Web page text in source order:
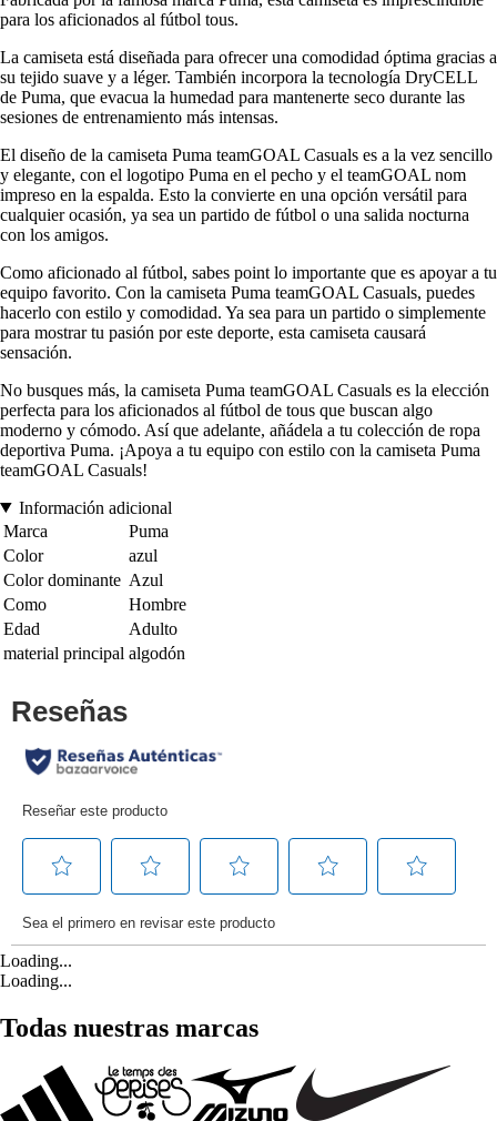
para los aficionados al fútbol tous.
La camiseta está diseñada para ofrecer una comodidad óptima gracias a
su tejido suave y a léger. También incorpora la tecnología DryCELL
de Puma, que evacua la humedad para mantenerte seco durante las
sesiones de entrenamiento más intensas.
El diseño de la camiseta Puma teamGOAL Casuals es a la vez sencillo
y elegante, con el logotipo Puma en el pecho y el teamGOAL nom
impreso en la espalda. Esto la convierte en una opción versátil para
cualquier ocasión, ya sea un partido de fútbol o una salida nocturna
con los amigos.
Como aficionado al fútbol, sabes point lo importante que es apoyar a tu
equipo favorito. Con la camiseta Puma teamGOAL Casuals, puedes
hacerlo con estilo y comodidad. Ya sea para un partido o simplemente
para mostrar tu pasión por este deporte, esta camiseta causará
sensación.
No busques más, la camiseta Puma teamGOAL Casuals es la elección
perfecta para los aficionados al fútbol de tous que buscan algo
moderno y cómodo. Así que adelante, añádela a tu colección de ropa
deportiva Puma. ¡Apoya a tu equipo con estilo con la camiseta Puma
teamGOAL Casuals!
Información adicional
Marca
Puma
Color
azul
Color dominante Azul
Como
Hombre
Edad
Adulto
material principal algodón
Loading...
Loading...
Todas nuestras marcas